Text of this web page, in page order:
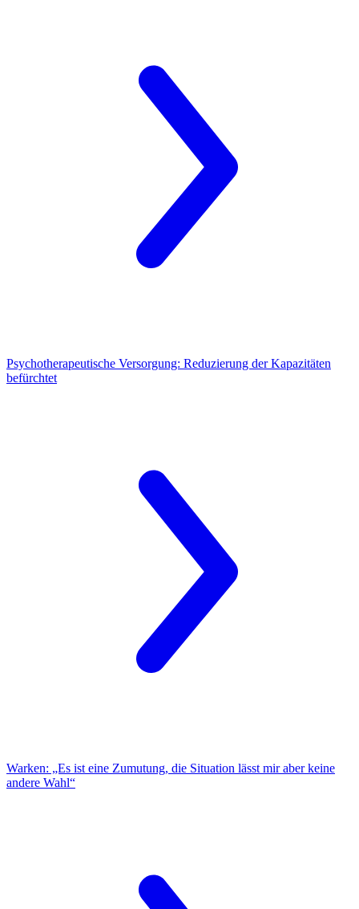
Psychotherapeutische Versorgung: Reduzierung der Kapazitäten
befürchtet
Warken: „Es ist eine Zumutung, die Situation lässt mir aber keine
andere Wahl“